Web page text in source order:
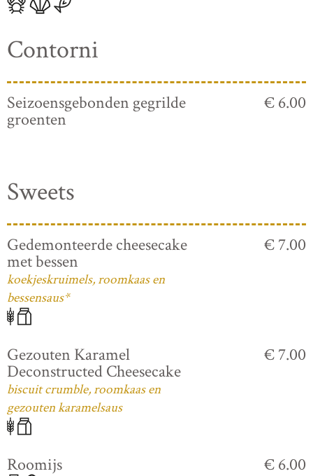
Contorni
Seizoensgebonden gegrilde
groenten
€ 6.00
Sweets
Gedemonteerde cheesecake
met bessen
koekjeskruimels, roomkaas en
bessensaus*
€ 7.00
Gezouten Karamel
Deconstructed Cheesecake
biscuit crumble, roomkaas en
gezouten karamelsaus
€ 7.00
Roomijs € 6.00